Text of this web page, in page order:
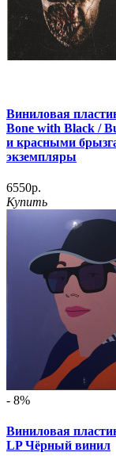
Виниловая
Bone with Black /
и красными
экземпляры
6550р.
Купить
- 8%
Виниловая
LP Чёрный винил